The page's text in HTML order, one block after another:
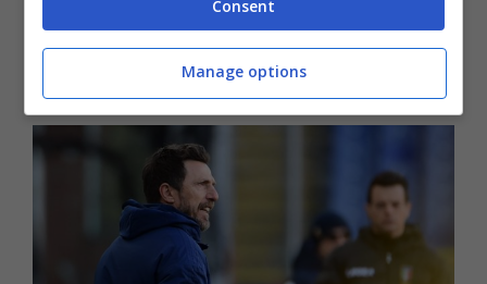
dall’allenatore ma abbiamo fiducia in lui.
Vedo troppe teste basse in campo e fuori».
Consent
Manage options